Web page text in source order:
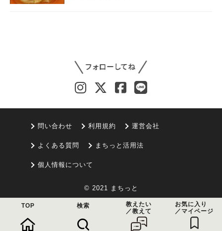
問い合わせ 利用規約 運営会社
よくある質問 まちっと活用法
個人情報について
© 2021 まちっと
TOP 検索
教えたい
／教えて
お気に入り
／マイページ